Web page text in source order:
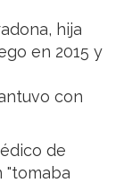
hija
en 2015 y
con
de
"tomaba